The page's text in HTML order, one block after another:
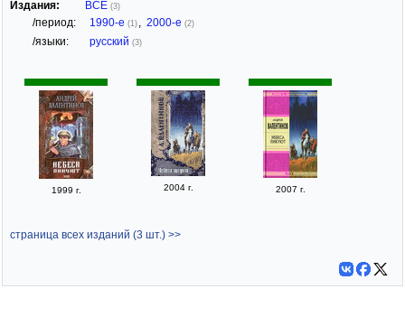
Издания: ВСЕ (3)
/период: 1990-е (1) , 2000-е (2)
/языки: русский (3)
1999 г. 2004 г. 2007 г.
страница всех изданий (3 шт.) >>